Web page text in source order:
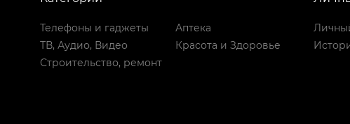
Телефоны и гаджеты
ТВ, Аудио, Видео
Строительство, ремонт
Аптека
Красота и Здоровье